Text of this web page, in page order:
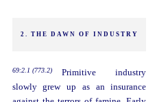
2. THE DAWN OF INDUSTRY
69:2.1 (773.2)
Primitive industry
slowly grew up as an insurance